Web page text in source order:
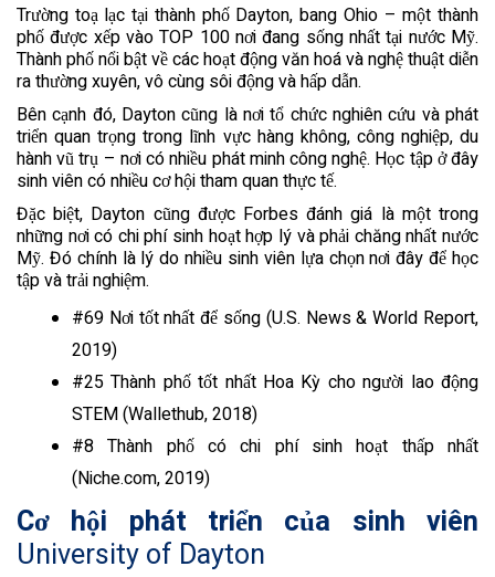
Trường toạ lạc tại thành phố Dayton, bang Ohio – một thành
phố được xếp vào TOP 100 nơi đang sống nhất tại nước Mỹ.
Thành phố nổi bật về các hoạt động văn hoá và nghệ thuật diễn
ra thường xuyên, vô cùng sôi động và hấp dẫn.
Bên cạnh đó, Dayton cũng là nơi tổ chức nghiên cứu và phát
triển quan trọng trong lĩnh vực hàng không, công nghiệp, du
hành vũ trụ – nơi có nhiều phát minh công nghệ. Học tập ở đây
sinh viên có nhiều cơ hội tham quan thực tế.
Đặc biệt, Dayton cũng được Forbes đánh giá là một trong
những nơi có chi phí sinh hoạt hợp lý và phải chăng nhất nước
Mỹ. Đó chính là lý do nhiều sinh viên lựa chọn nơi đây để học
tập và trải nghiệm.
#69 Nơi tốt nhất để sống (U.S. News & World Report,
2019)
#25 Thành phố tốt nhất Hoa Kỳ cho người lao động
STEM (Wallethub, 2018)
#8 Thành phố có chi phí sinh hoạt thấp nhất
(Niche.com, 2019)
Cơ hội phát triển của sinh viên
University of Dayton